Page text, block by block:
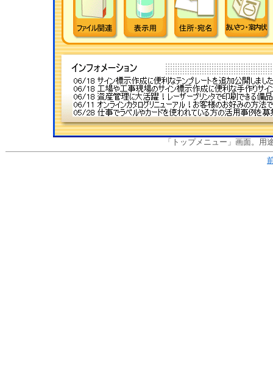
「トップメニュー」画面。